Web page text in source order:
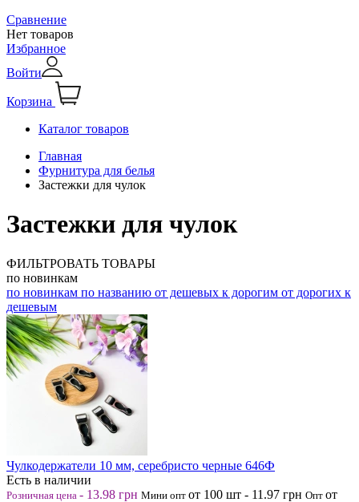
Сравнение
Нет товаров
Избранное
Войти
Корзина
Каталог товаров
Главная
Фурнитура для белья
Застежки для чулок
Застежки для чулок
ФИЛЬТРОВАТЬ ТОВАРЫ
по новинкам
по новинкам по названию от дешевых к дорогим от дорогих к
дешевым
Чулкодержатели 10 мм, серебристо черные 646Ф
Есть в наличии
Розничная цена - 13.98 грн Мини опт от 100 шт - 11.97 грн Опт от